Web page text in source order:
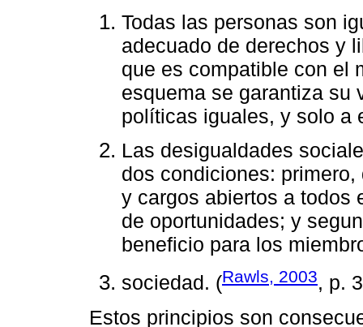
Todas las personas son
adecuado de derechos y
que es compatible con el
esquema se garantiza su
políticas iguales, y solo a
Las desigualdades
dos condiciones:
y cargos abiertos a todos
de oportunidades; y
beneficio para los
sociedad. (Rawls, 2003, p.
Estos principios son